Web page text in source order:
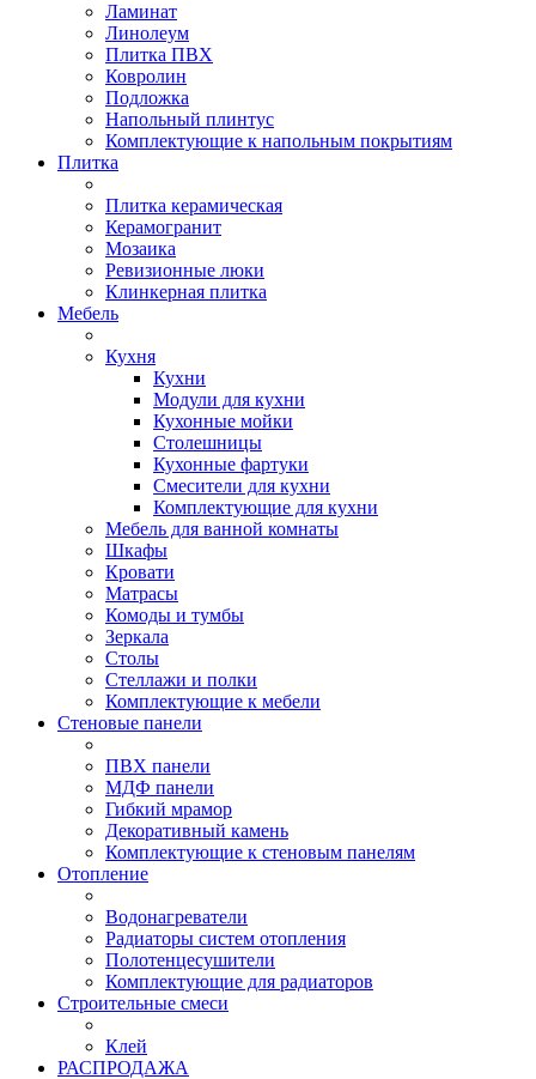
Ламинат
Линолеум
Плитка ПВХ
Ковролин
Подложка
Напольный плинтус
Комплектующие к напольным покрытиям
Плитка
Плитка керамическая
Керамогранит
Мозаика
Ревизионные люки
Клинкерная плитка
Мебель
Кухня
Кухни
Модули для кухни
Кухонные мойки
Столешницы
Кухонные фартуки
Смесители для кухни
Комплектующие для кухни
Мебель для ванной комнаты
Шкафы
Кровати
Матрасы
Комоды и тумбы
Зеркала
Столы
Стеллажи и полки
Комплектующие к мебели
Стеновые панели
ПВХ панели
МДФ панели
Гибкий мрамор
Декоративный камень
Комплектующие к стеновым панелям
Отопление
Водонагреватели
Радиаторы систем отопления
Полотенцесушители
Комплектующие для радиаторов
Строительные смеси
Клей
РАСПРОДАЖА